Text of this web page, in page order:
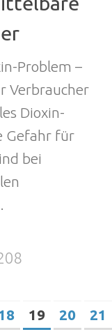
Problem –
Verbraucher
Dioxin-
Gefahr für
bei
19 20
21